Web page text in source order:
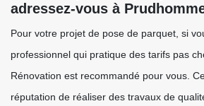
adressez-vous à
Pour votre projet de pose de parquet, si
professionnel qui pratique des tarifs pas
Rénovation est recommandé pour vous.
réputation de réaliser des travaux de